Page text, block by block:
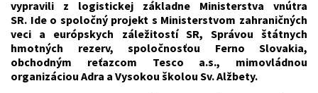
vypravili z logistickej základne Ministerstva vnútra
SR. Ide o spoločný projekt s Ministerstvom zahraničných
veci a európskych záležitostí SR, Správou štátnych
hmotných rezerv, spoločnosťou Ferno Slovakia,
obchodným reťazcom Tesco a.s., mimovládnou
organizáciou Adra a Vysokou školou Sv. Alžbety.